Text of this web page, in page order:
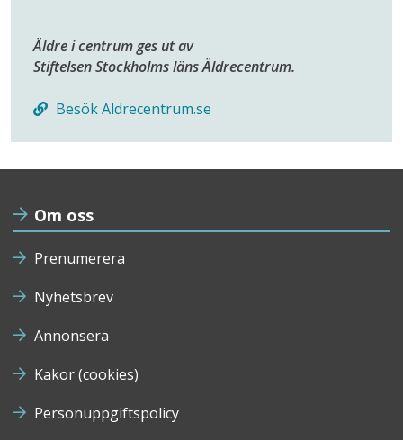
Äldre i centrum ges ut av
Stiftelsen Stockholms läns Äldrecentrum.
Besök Aldrecentrum.se
Om oss
Prenumerera
Nyhetsbrev
Annonsera
Kakor (cookies)
Personuppgiftspolicy